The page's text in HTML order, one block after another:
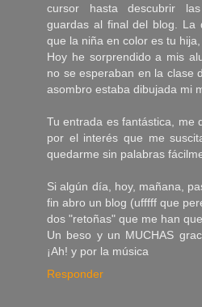
cursor hasta descubrir
guardas al final del blog. La
que la niña en color es tu hija,
Hoy he sorprendido a mis
no se esperaban en la clase
asombro estaba dibujada mi
Tu entrada es fantástica, me
por el interés que me
quedarme sin palabras
Si algún día, hoy, mañana,
fin abro un blog (ufffff que
dos "retoñas" que me han
Un beso y un MUCHAS
¡Ah! y por la música
Responder